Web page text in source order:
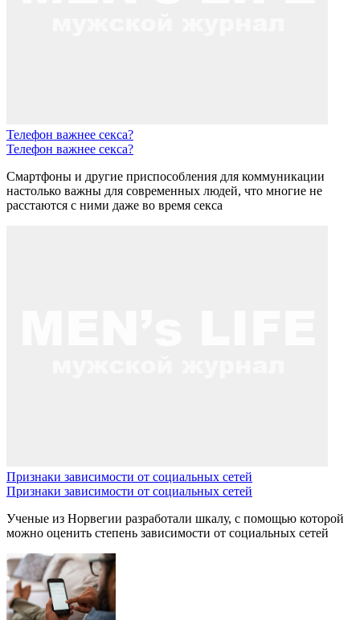
Телефон важнее секса?
Телефон важнее секса?
Смартфоны и другие приспособления для коммуникации
настолько важны для современных людей, что многие не
расстаются с ними даже во время секса
Признаки зависимости от социальных сетей
Признаки зависимости от социальных сетей
Ученые из Норвегии разработали шкалу, с помощью которой
можно оценить степень зависимости от социальных сетей